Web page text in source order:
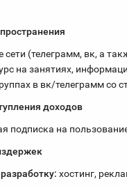
(телеграмм, вк, а
на занятиях,
в вк/телеграмм со
доходов
подписка на
хостинг,